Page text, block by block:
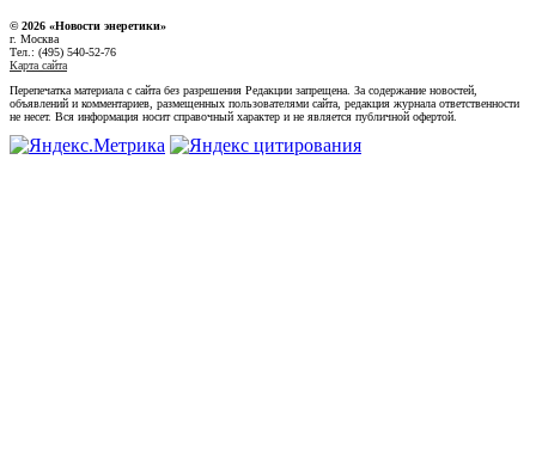
© 2026 «Новости энеретики»
г. Москва
Тел.: (495) 540-52-76
Карта сайта
Перепечатка материала с сайта без разрешения Редакции запрещена. За содержание новостей,
объявлений и комментариев, размещенных пользователями сайта, редакция журнала ответственности
не несет. Вся информация носит справочный характер и не является публичной офертой.